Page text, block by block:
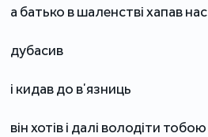
а батько в шаленстві хапав нас
дубасив
і кидав до вʼязниць
він хотів і далі володіти тобою